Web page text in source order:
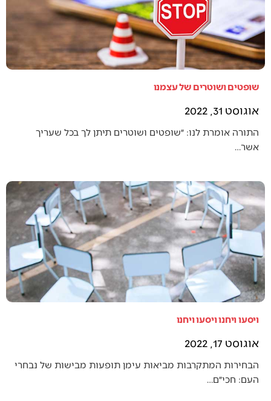
שופטים ושוטרים של עצמנו
אוגוסט 31, 2022
התורה אומרת לנו: ״שופטים ושוטרים תיתן לך בכל שעריך
אשר…
ויסעו ויחנו ויסעו ויחנו
אוגוסט 17, 2022
הבחירות המתקרבות מביאות עימן תופעות מבישות של נבחרי
העם: חכי״ם…